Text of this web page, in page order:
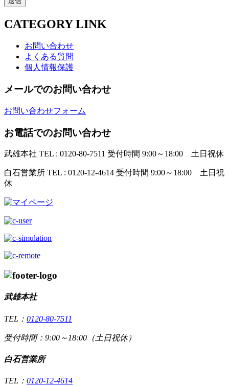
CATEGORY LINK
お問い合わせ
よくある質問
個人情報保護
メールでのお問い合わせ
お問い合わせフォーム
お電話でのお問い合わせ
武雄本社 TEL : 0120-80-7511 受付時間 9:00～18:00 土日祝休
白石営業所 TEL : 0120-12-4614 受付時間 9:00～18:00 土日祝
休
武雄本社
TEL： 0120-80-7511
受付時間：9:00～18:00（土日祝休）
白石営業所
TEL： 0120-12-4614